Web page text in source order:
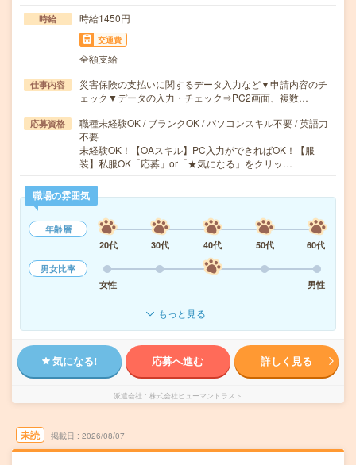
時給 時給1450円
交通費
全額支給
仕事内容
災害保険の支払いに関するデータ入力など▼申請内容のチ
ェック▼データの入力・チェック⇒PC2画面、複数…
応募資格
職種未経験OK / ブランクOK / パソコンスキル不要 / 英語力
不要
未経験OK！【OAスキル】PC入力ができればOK！【服
装】私服OK「応募」or「★気になる」をクリッ…
職場の雰囲気
年齢層
20代
30代 40代 50代
60代
男女比率
女性
男性
もっと見る
気になる! 応募へ進む 詳しく見る
派遣会社 株式会社ヒューマントラスト
未読 掲載日 2026/08/07